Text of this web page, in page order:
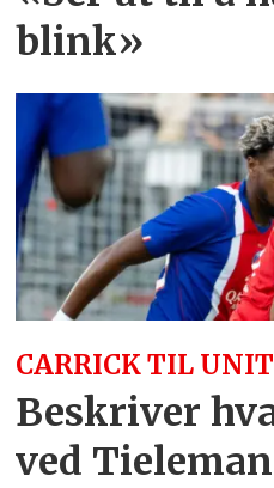
blink»
CARRICK TIL
Beskriver
ved